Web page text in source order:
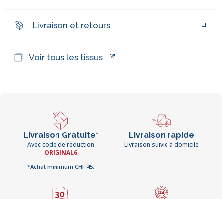
Livraison et retours
Voir tous les tissus
Livraison Gratuite*
Avec code de réduction
ORIGINAL6
*Achat minimum CHF 45.
Livraison rapide
Livraison suivie à domicile